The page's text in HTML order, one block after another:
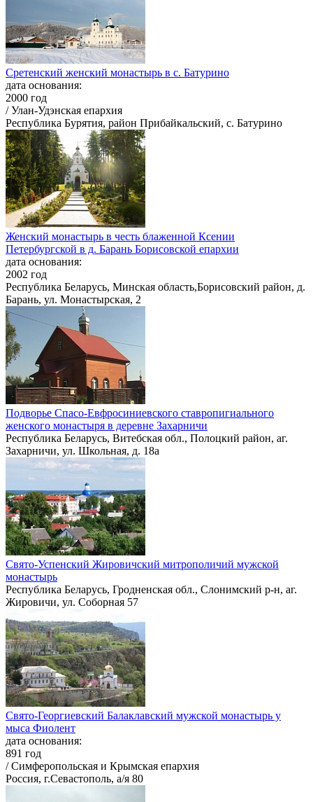
Сретенский женский монастырь в с. Батурино
дата основания:
2000 год
/ Улан-Удэнская епархия
Республика Бурятия, район Прибайкальский, с. Батурино
Женский монастырь в честь блаженной Ксении
Петербургской в д. Барань Борисовской епархии
дата основания:
2002 год
Республика Беларусь, Минская область,Борисовский район, д.
Барань, ул. Монастырская, 2
Подворье Спасо-Евфросиниевского ставропигиального
женского монастыря в деревне Захарничи
Республика Беларусь, Витебская обл., Полоцкий район, аг.
Захарничи, ул. Школьная, д. 18а
Свято-Успенский Жировичский митрополичий мужской
монастырь
Республика Беларусь, Гродненская обл., Слонимский р-н, аг.
Жировичи, ул. Соборная 57
Свято-Георгиевский Балаклавский мужской монастырь у
мыса Фиолент
дата основания:
891 год
/ Симферопольская и Крымская епархия
Россия, г.Севастополь, а/я 80